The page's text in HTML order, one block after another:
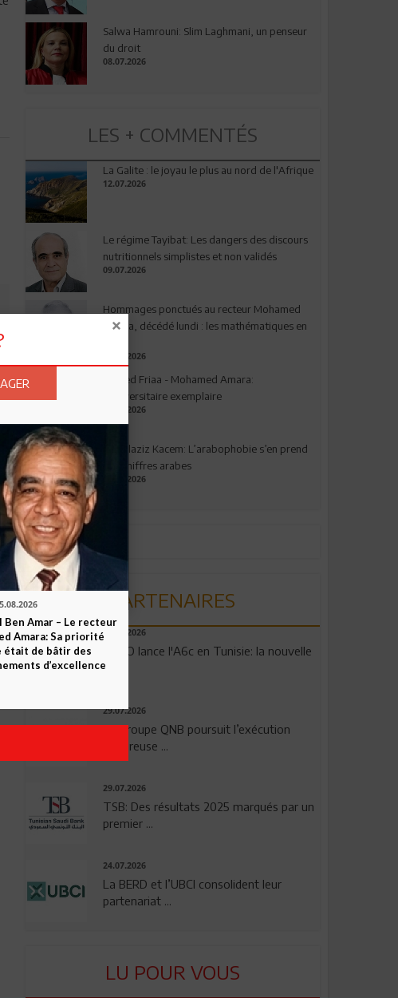
Salwa Hamrouni: Slim Laghmani, un penseur
du droit
08.07.2026
LES + COMMENTÉS
La Galite : le joyau le plus au nord de l'Afrique
12.07.2026
Le régime Tayibat: Les dangers des discours
nutritionnels simplistes et non validés
09.07.2026
Hommages ponctués au recteur Mohamed
Amara, décédé lundi : les mathématiques en
03.08.2026
Ahmed Friaa - Mohamed Amara:
l’Universitaire exemplaire
04.08.2026
Abdelaziz Kacem: L’arabophobie s’en prend
aux chiffres arabes
09.07.2026
PARTENAIRES
04.08.2026
OPPO lance l'A6c en Tunisie: la nouvelle
...
29.07.2026
Le Groupe QNB poursuit l’exécution
rigoureuse ...
29.07.2026
TSB: Des résultats 2025 marqués par un
premier ...
24.07.2026
La BERD et l’UBCI consolident leur
partenariat ...
LU POUR VOUS
Ben Amar – Le recteur
Amara: Sa priorité
était de bâtir des
d’excellence